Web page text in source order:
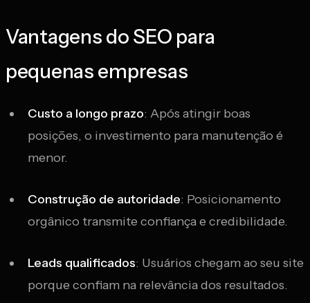
Vantagens do SEO para
pequenas empresas
Custo a longo prazo: Após atingir boas
posições, o investimento para manutenção é
menor.
Construção de autoridade: Posicionamento
orgânico transmite confiança e credibilidade.
Leads qualificados: Usuários chegam ao seu site
porque confiam na relevância dos resultados.